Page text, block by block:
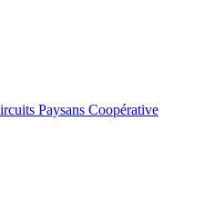
Paysans Coopérative